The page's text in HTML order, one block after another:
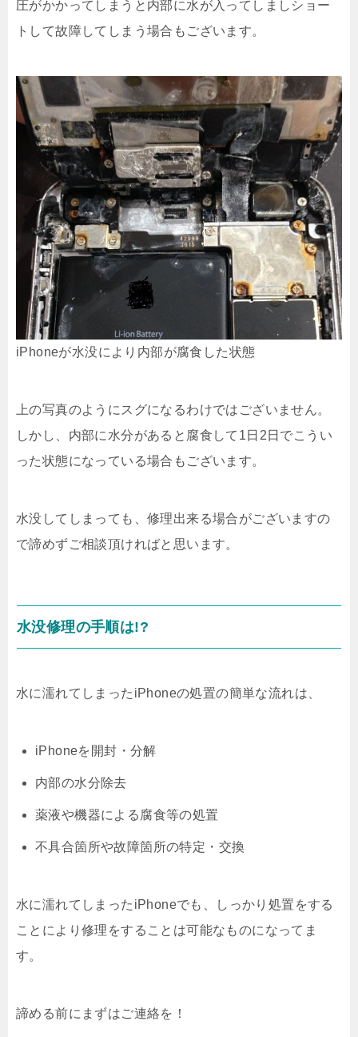
圧がかかってしまうと内部に水が入ってしましショー
トして故障してしまう場合もございます。
iPhoneが水没により内部が腐食した状態
上の写真のようにスグになるわけではございません。
しかし、内部に水分があると腐食して1日2日でこうい
った状態になっている場合もございます。
水没してしまっても、修理出来る場合がございますの
で諦めずご相談頂ければと思います。
水没修理の手順は!?
水に濡れてしまったiPhoneの処置の簡単な流れは、
iPhoneを開封・分解
内部の水分除去
薬液や機器による腐食等の処置
不具合箇所や故障箇所の特定・交換
水に濡れてしまったiPhoneでも、しっかり処置をする
ことにより修理をすることは可能なものになってま
す。
諦める前にまずはご連絡を！